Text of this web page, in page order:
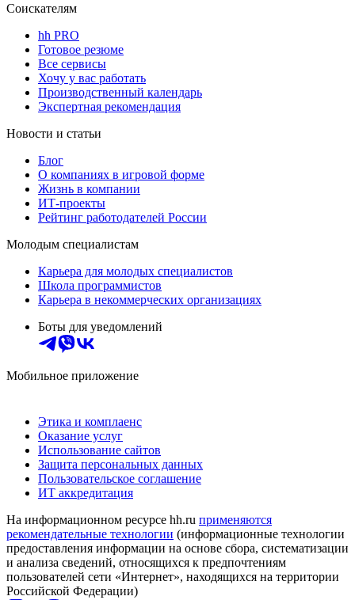
Соискателям
hh PRO
Готовое резюме
Все сервисы
Хочу у вас работать
Производственный календарь
Экспертная рекомендация
Новости и статьи
Блог
О компаниях в игровой форме
Жизнь в компании
ИТ-проекты
Рейтинг работодателей России
Молодым специалистам
Карьера для молодых специалистов
Школа программистов
Карьера в некоммерческих организациях
Боты для уведомлений
Мобильное приложение
Этика и комплаенс
Оказание услуг
Использование сайтов
Защита персональных данных
Пользовательское соглашение
ИТ аккредитация
На информационном ресурсе hh.ru применяются
рекомендательные технологии (информационные технологии
предоставления информации на основе сбора, систематизации
и анализа сведений, относящихся к предпочтениям
пользователей сети «Интернет», находящихся на территории
Российской Федерации)